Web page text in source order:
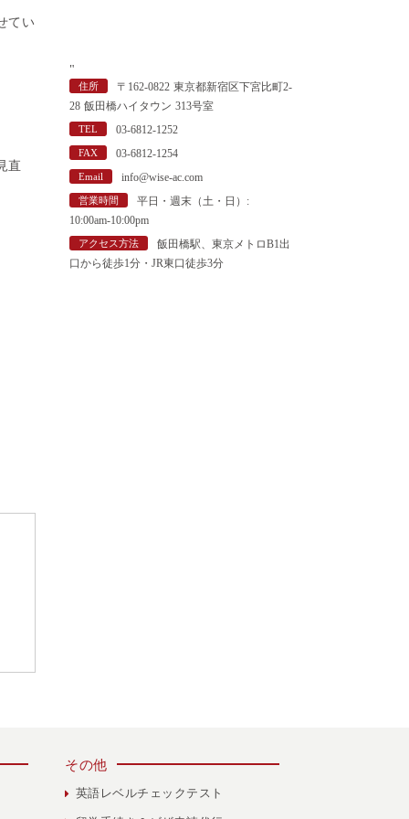
てい
直
"
住所
〒162-0822 東京都新宿区下宮比町2-
28 飯田橋ハイタウン 313号室
TEL 03-6812-1252
FAX 03-6812-1254
Email info@wise-ac.com
営業時間
平日・週末（土・日）:
10:00am-10:00pm
アクセス方法
飯田橋駅、東京メトロB1出
口から徒歩1分・JR東口徒歩3分
その他
英語レベルチェックテスト